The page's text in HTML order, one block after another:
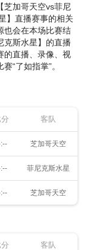
芝加哥天空vs菲尼
】直播赛事的相关
也会在本场比赛结
克斯水星】的直播
的直播、录像、视
“了如指掌”。
分 客队
芝加哥天空
菲尼克斯水星
芝加哥天空
分 客队